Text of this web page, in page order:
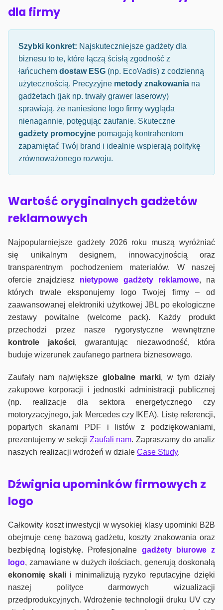
dla firmy
Szybki konkret: Najskuteczniejsze gadżety dla
biznesu to te, które łączą ścisłą zgodność z
łańcuchem dostaw ESG (np. EcoVadis) z codzienną
użytecznością. Precyzyjne metody znakowania na
gadżetach (jak np. trwały grawer laserowy)
sprawiają, że naniesione logo firmy wygląda
nienagannie, potęgując zaufanie. Skuteczne
gadżety promocyjne pomagają kontrahentom
zapamiętać Twój brand i idealnie wspierają politykę
zrównoważonego rozwoju.
Wartość oryginalnych gadżetów
reklamowych
Najpopularniejsze gadżety 2026 roku muszą wyróżniać
się unikalnym designem, innowacyjnością oraz
transparentnym pochodzeniem materiałów. W naszej
ofercie znajdziesz nietypowe gadżety reklamowe, na
których trwale eksponujemy logo Twojej firmy – od
zaawansowanej elektroniki użytkowej JBL po ekologiczne
zestawy powitalne (welcome pack). Każdy produkt
przechodzi przez nasze rygorystyczne wewnętrzne
kontrole jakości, gwarantując niezawodność, która
buduje wizerunek zaufanego partnera biznesowego.
Zaufały nam największeglobalne marki, w tym działy
zakupowe korporacji i jednostki administracji publicznej
(np. realizacje dla sektora energetycznego czy
motoryzacyjnego, jak Mercedes czy IKEA). Listę referencji,
popartych skanami PDF i listów z podziękowaniami,
prezentujemy w sekcji Zaufali nam. Zapraszamy do analiz
naszych realizacji wdrożeń w dziale Case Study.
Dźwignia upominków firmowych z
logo
Całkowity koszt inwestycji w wysokiej klasy upominki B2B
obejmuje cenę bazową gadżetu, koszty znakowania oraz
bezbłędną logistykę. Profesjonalne gadżety biurowe z
logo, zamawiane w dużych ilościach, generują doskonałą
ekonomię skalii minimalizują ryzyko reputacyjne dzięki
naszej polityce darmowych wizualizacji
przedprodukcyjnych. Wdrożenie technologii druku UV czy